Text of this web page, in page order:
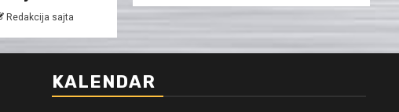
Redakcija sajta
KALENDAR